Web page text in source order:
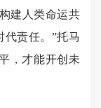
建人类命运共
代责任。”托马
，才能开创未